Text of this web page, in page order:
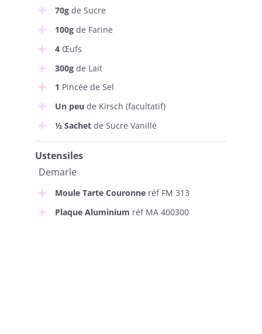
70gde Sucre
100gde Farine
4Œufs
300gde Lait
1 Pincée de Sel
Un peu de Kirsch (facultatif)
½ Sachetde Sucre Vanillé
Ustensiles
Demarle
Moule Tarte Couronneréf FM 313
Plaque Aluminium réf MA 400300